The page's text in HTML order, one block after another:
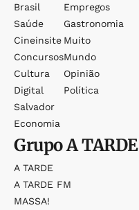
Brasil
Saúde
Cineinsite
Concursos
Cultura
Digital
Salvador
Economia
Empregos
Gastronomia
Muito
Mundo
Opinião
Política
GrupoA TARDE
A TARDE
A TARDE FM
MASSA!